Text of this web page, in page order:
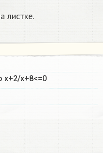
листке.​
х+2/х+8<=0​